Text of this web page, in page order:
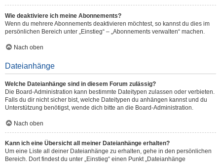
Wie deaktiviere ich meine Abonnements?
Wenn du mehrere Abonnements deaktivieren möchtest, so kannst du dies im
persönlichen Bereich unter „Einstieg“ – „Abonnements verwalten“ machen.
Nach oben
Dateianhänge
Welche Dateianhänge sind in diesem Forum zulässig?
Die Board-Administration kann bestimmte Dateitypen zulassen oder verbieten.
Falls du dir nicht sicher bist, welche Dateitypen du anhängen kannst und du
Unterstützung benötigst, wende dich bitte an die Board-Administration.
Nach oben
Kann ich eine Übersicht all meiner Dateianhänge erhalten?
Um eine Liste all deiner Dateianhänge zu erhalten, gehe in den persönlichen
Bereich. Dort findest du unter „Einstieg“ einen Punkt „Dateianhänge